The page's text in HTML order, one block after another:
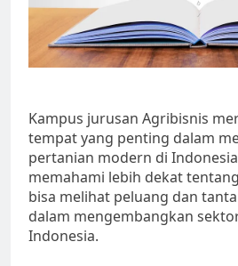
Kampus jurusan Agribisnis
tempat yang penting dalam
pertanian modern di
memahami lebih dekat
bisa melihat peluang dan
dalam mengembangkan
Indonesia.